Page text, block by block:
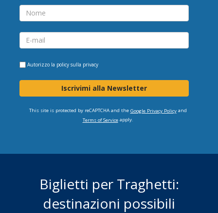
Autorizzo la policy sulla privacy
Iscrivimi alla Newsletter
This site is protected by reCAPTCHA and the Google Privacy Policyand
Terms of Serviceapply.
Biglietti per Traghetti:
destinazioni possibili